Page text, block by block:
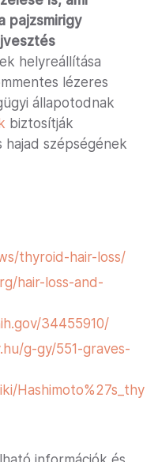
pajzsmirigy
helyreállítása
lézeres
állapotodnak
biztosítják
szépségének
thyroid-hair-loss/
hair-loss-and-
34455910/
g-gy/551-graves-
Hashimoto%27s_thy